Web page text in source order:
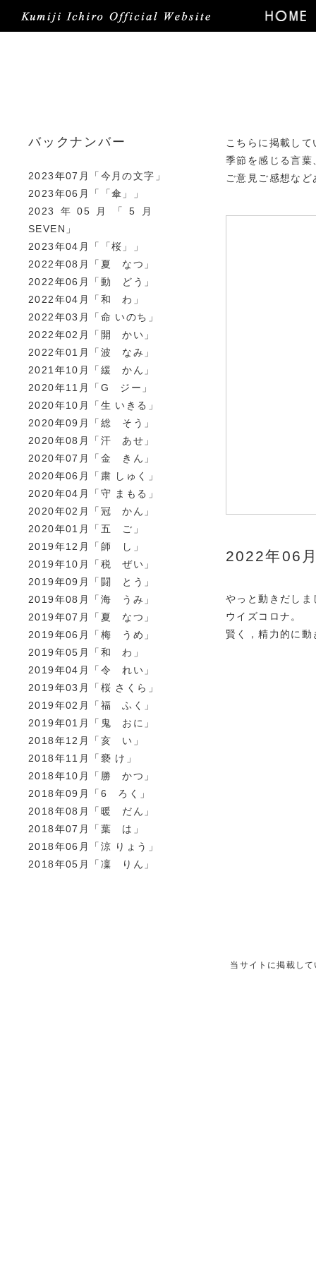
こちらに掲載し
季節を感じる言
ご意見ご感想な
2022年06
やっと動きだしま
ウイズコロナ。
賢く，精力的に
バックナンバー
2023年07月「今月の文字」
2023年06月「「傘」」
2023年05月「5月
SEVEN」
2023年04月「「桜」」
2022年08月「夏 なつ」
2022年06月「動 どう」
2022年04月「和 わ」
2022年03月「命 いのち」
2022年02月「開 かい」
2022年01月「波 なみ」
2021年10月「緩 かん」
2020年11月「G ジー」
2020年10月「生 いきる」
2020年09月「総 そう」
2020年08月「汗 あせ」
2020年07月「金 きん」
2020年06月「粛 しゅく」
2020年04月「守 まもる」
2020年02月「冠 かん」
2020年01月「五 ご」
2019年12月「師 し」
2019年10月「税 ぜい」
2019年09月「闘 とう」
2019年08月「海 うみ」
2019年07月「夏 なつ」
2019年06月「梅 うめ」
2019年05月「和 わ」
2019年04月「令 れい」
2019年03月「桜 さくら」
2019年02月「福 ふく」
2019年01月「鬼 おに」
2018年12月「亥 い」
2018年11月「褻 け」
2018年10月「勝 かつ」
2018年09月「6 ろく」
2018年08月「暖 だん」
2018年07月「葉 は」
2018年06月「涼 りょう」
2018年05月「凜 りん」
当サイトに掲載し